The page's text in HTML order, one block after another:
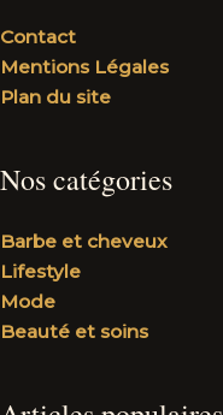
Contact
Mentions Légales
Plan du site
Nos catégories
Barbe et cheveux
Lifestyle
Mode
Beauté et soins